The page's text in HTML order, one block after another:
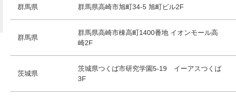
群馬県 群馬県高崎市旭町34-5 旭町ビル2F
群馬県
群馬県高崎市棟高町1400番地 イオンモール高
崎2F
茨城県
茨城県つくば市研究学園5-19 イーアスつくば
3F